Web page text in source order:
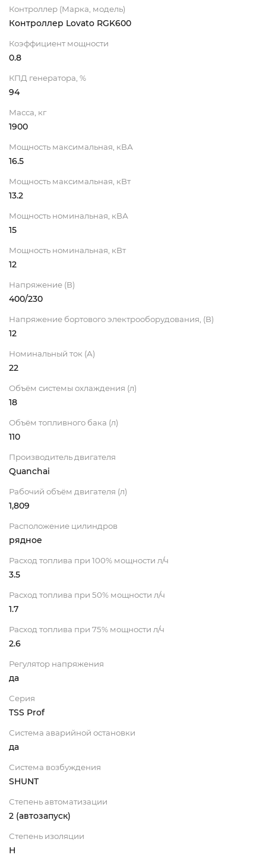
Контроллер (Марка, модель)
Контроллер Lovato RGK600
Коэффициент мощности
0.8
КПД генератора, %
94
Масса, кг
1900
Мощность максимальная, кВА
16.5
Мощность максимальная, кВт
13.2
Мощность номинальная, кВА
15
Мощность номинальная, кВт
12
Напряжение (В)
400/230
Напряжение бортового электрооборудования, (В)
12
Номинальный ток (А)
22
Объём системы охлаждения (л)
18
Объём топливного бака (л)
110
Производитель двигателя
Quanchai
Рабочий объём двигателя (л)
1,809
Расположение цилиндров
рядное
Расход топлива при 100% мощности л/ч
3.5
Расход топлива при 50% мощности л/ч
1.7
Расход топлива при 75% мощности л/ч
2.6
Регулятор напряжения
да
Серия
TSS Prof
Система аварийной остановки
да
Система возбуждения
SHUNT
Степень автоматизации
2 (автозапуск)
Степень изоляции
Н